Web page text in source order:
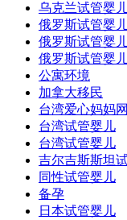
乌克兰试管婴
俄罗斯试管婴
俄罗斯试管婴
俄罗斯试管婴
公寓环境
加拿大移民
台湾爱心妈妈网
台湾试管婴儿
台湾试管婴儿
吉尔吉斯斯坦
同性试管婴儿
备孕
日本试管婴儿